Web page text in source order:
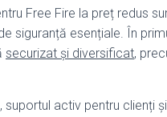
Free Fire la preț redus
siguranță esențiale. În
securizat și diversificat,
activ pentru clienți